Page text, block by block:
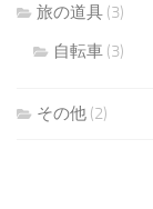
旅の道具 (3)
自転車 (3)
その他 (2)